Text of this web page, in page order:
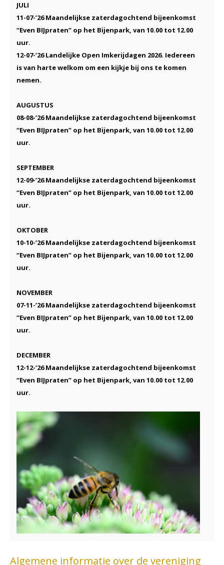
JULI
11-07-’26Maandelijkse zaterdagochtend bijeenkomst
“Even BIJpraten” op het Bijenpark, van 10.00 tot 12.00
uur.
12-07-’26Landelijke Open Imkerijdagen 2026. Iedereen
is van harte welkom om een kijkje bij ons te komen
nemen.
AUGUSTUS
08-08-’26 Maandelijkse zaterdagochtend bijeenkomst
“Even BIJpraten” op het Bijenpark, van 10.00 tot 12.00
uur.
SEPTEMBER
12-09-’26 Maandelijkse zaterdagochtend bijeenkomst
“Even BIJpraten” op het Bijenpark, van 10.00 tot 12.00
uur.
OKTOBER
10-10-’26 Maandelijkse zaterdagochtend bijeenkomst
“Even BIJpraten” op het Bijenpark, van 10.00 tot 12.00
uur.
NOVEMBER
07-11-’26 Maandelijkse zaterdagochtend bijeenkomst
“Even BIJpraten” op het Bijenpark, van 10.00 tot 12.00
uur.
DECEMBER
12-12-’26 Maandelijkse zaterdagochtend bijeenkomst
“Even BIJpraten” op het Bijenpark, van 10.00 tot 12.00
uur.
Algemene informatie over de vereniging